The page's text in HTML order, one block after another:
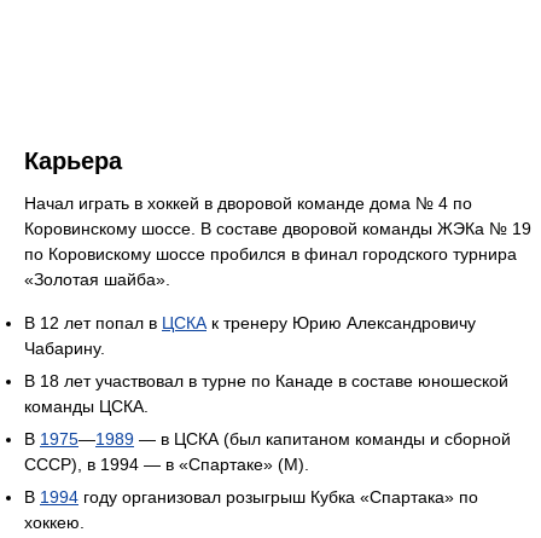
Карьера
Начал играть в хоккей в дворовой команде дома № 4 по
Коровинскому шоссе. В составе дворовой команды ЖЭКа № 19
по Коровискому шоссе пробился в финал городского турнира
«Золотая шайба».
В 12 лет попал в ЦСКА к тренеру Юрию Александровичу
Чабарину.
В 18 лет участвовал в турне по Канаде в составе юношеской
команды ЦСКА.
В 1975—1989 — в ЦСКА (был капитаном команды и сборной
СССР), в 1994 — в «Спартаке» (М).
В 1994 году организовал розыгрыш Кубка «Спартака» по
хоккею.